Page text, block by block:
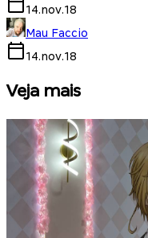
14.nov.18
Mau Faccio
14.nov.18
Veja mais